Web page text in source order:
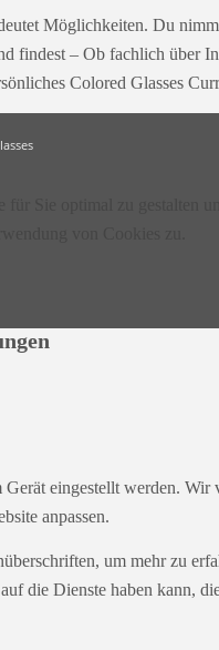
Möglichkeiten. Du
findest – Ob fachlich über
Colored Glasses
eingestellt werden.
anpassen.
um mehr zu
die Dienste haben kann,